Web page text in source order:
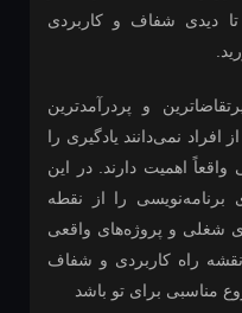
دیدی شفاف و کاربردی
و پردرآمدترین
افراد نمی‌دانند یادگیری را
اهمیت دارند. در این
برنامه‌نویسی را از نقطه
شغلی و پروژه‌های واقعی
راه کاربردی و شفاف
مناسبی برای تو باشد